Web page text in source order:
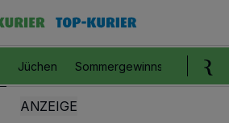
Jüchen Sommergewinnspiel